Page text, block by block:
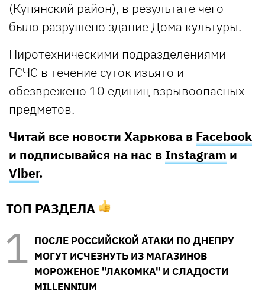
(Купянский район), в результате чего
было разрушено здание Дома культуры.
Пиротехническими подразделениями
ГСЧС в течение суток изъято и
обезврежено 10 единиц взрывоопасных
предметов.
Читай все новости Харькова в Facebook
и подписывайся на нас в Instagram и
Viber.
ТОП РАЗДЕЛА
ПОСЛЕ РОССИЙСКОЙ АТАКИ ПО ДНЕПРУ
МОГУТ ИСЧЕЗНУТЬ ИЗ МАГАЗИНОВ
МОРОЖЕНОЕ "ЛАКОМКА" И СЛАДОСТИ
MILLENNIUM